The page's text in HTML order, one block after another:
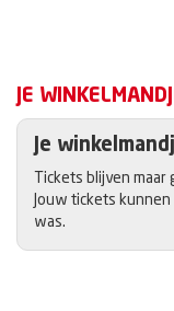
JE
Je
Tickets blijven
Jouw tickets
was.